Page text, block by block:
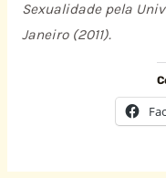
Sexualidade pela
Janeiro (2011).